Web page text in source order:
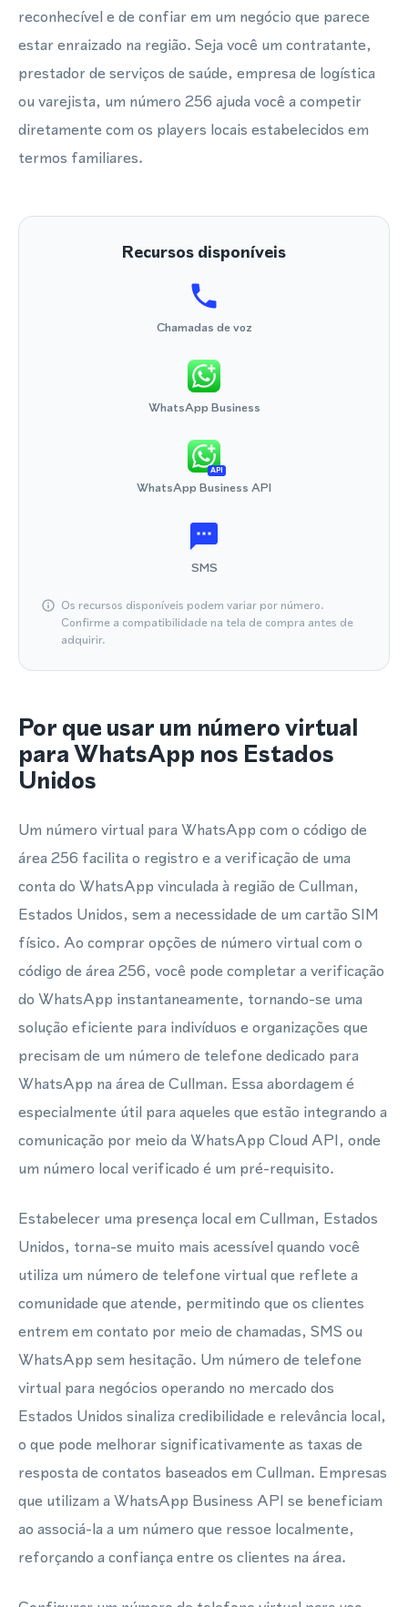
reconhecível e de confiar em um negócio que parece
estar enraizado na região. Seja você um contratante,
prestador de serviços de saúde, empresa de logística
ou varejista, um número 256 ajuda você a competir
diretamente com os players locais estabelecidos em
termos familiares.
Recursos disponíveis
Chamadas de voz
WhatsApp Business
API
WhatsApp Business API
SMS
Os recursos disponíveis podem variar por número.
Confirme a compatibilidade na tela de compra antes de
adquirir.
Por que usar um número virtual
para WhatsApp nos Estados
Unidos
Um número virtual para WhatsApp com o código de
área 256 facilita o registro e a verificação de uma
conta do WhatsApp vinculada à região de Cullman,
Estados Unidos, sem a necessidade de um cartão SIM
físico. Ao comprar opções de número virtual com o
código de área 256, você pode completar a verificação
do WhatsApp instantaneamente, tornando-se uma
solução eficiente para indivíduos e organizações que
precisam de um número de telefone dedicado para
WhatsApp na área de Cullman. Essa abordagem é
especialmente útil para aqueles que estão integrando a
comunicação por meio da WhatsApp Cloud API, onde
um número local verificado é um pré-requisito.
Estabelecer uma presença local em Cullman, Estados
Unidos, torna-se muito mais acessível quando você
utiliza um número de telefone virtual que reflete a
comunidade que atende, permitindo que os clientes
entrem em contato por meio de chamadas, SMS ou
WhatsApp sem hesitação. Um número de telefone
virtual para negócios operando no mercado dos
Estados Unidos sinaliza credibilidade e relevância local,
o que pode melhorar significativamente as taxas de
resposta de contatos baseados em Cullman. Empresas
que utilizam a WhatsApp Business API se beneficiam
ao associá-la a um número que ressoe localmente,
reforçando a confiança entre os clientes na área.